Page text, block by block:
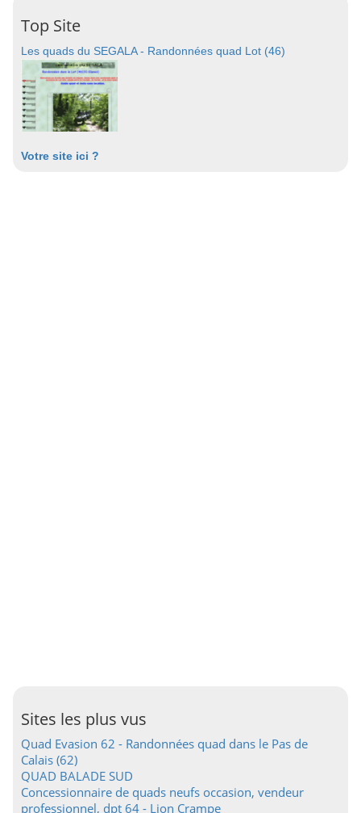
Top Site
Les quads du SEGALA - Randonnées quad Lot (46)
Votre site ici ?
Sites les plus vus
Quad Evasion 62 - Randonnées quad dans le Pas de
Calais (62)
QUAD BALADE SUD
Concessionnaire de quads neufs occasion, vendeur
professionnel, dpt 64 - Lion Crampe